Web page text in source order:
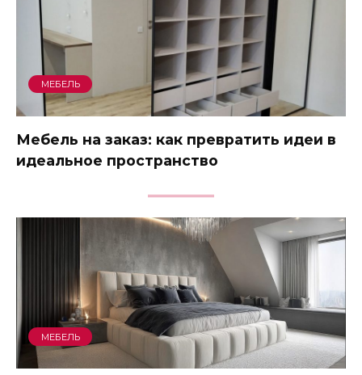
МЕБЕЛЬ
Мебель на заказ: как превратить идеи в
идеальное пространство
МЕБЕЛЬ